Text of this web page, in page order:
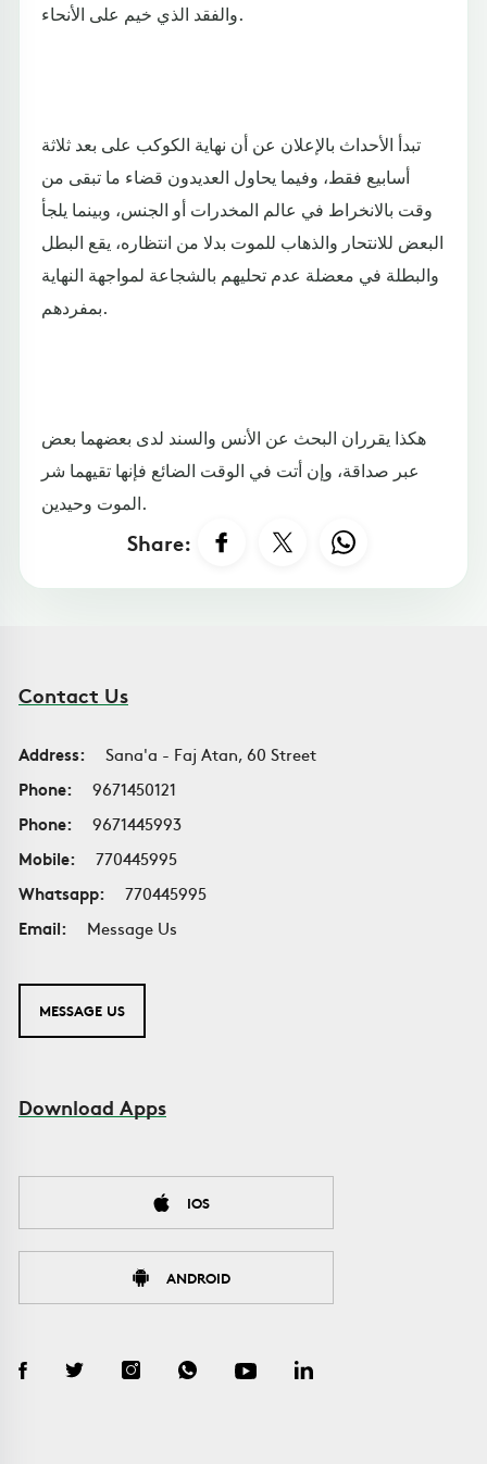
والفقد الذي خيم على الأنحاء.
تبدأ الأحداث بالإعلان عن أن نهاية الكوكب على بعد ثلاثة
أسابيع فقط، وفيما يحاول العديدون قضاء ما تبقى من
وقت بالانخراط في عالم المخدرات أو الجنس، وبينما يلجأ
البعض للانتحار والذهاب للموت بدلا من انتظاره، يقع البطل
والبطلة في معضلة عدم تحليهم بالشجاعة لمواجهة النهاية
بمفردهم.
هكذا يقرران البحث عن الأنس والسند لدى بعضهما بعض
عبر صداقة، وإن أتت في الوقت الضائع فإنها تقيهما شر
الموت وحيدين.
Share:
Contact Us
Address:
Sana'a - Faj Atan, 60 Street
Phone:
9671450121
Phone:
9671445993
Mobile:
770445995
Whatsapp:
770445995
Email:
Message Us
MESSAGE US
Download Apps
IOS
ANDROID